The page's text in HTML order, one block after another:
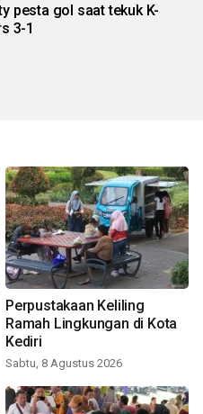
pesta gol saat tekuk K-
3-1
Perpustakaan Keliling
Ramah Lingkungan di Kota
Kediri
Sabtu, 8 Agustus 2026